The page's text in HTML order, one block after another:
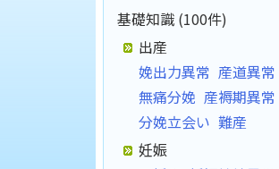
基礎知識 (100件)
出産
娩出力異常 産道異常
無痛分娩 産褥期異常
分娩立会い 難産
妊娠